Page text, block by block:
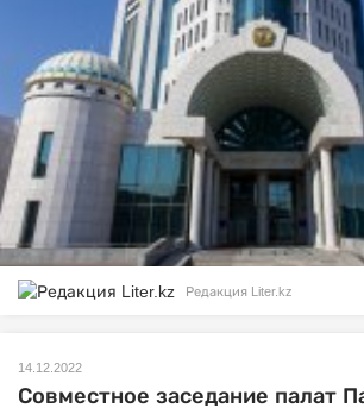
Редакция Liter.kz
14.12.2022
Совместное заседание палат